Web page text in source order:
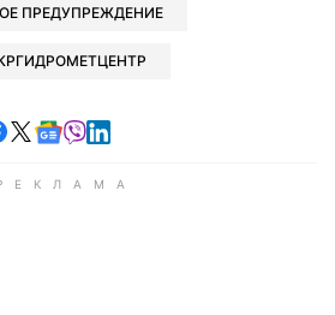
ПРЕДУПРЕЖДЕНИЕ
в Telegram
Читайте в Facebook
Читайте в X
Читайте в Google news
Читайте в Viber
Читайте в LinkedIn